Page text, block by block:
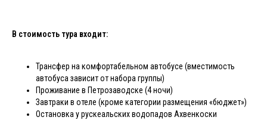
В стоимость тура входит:
Трансфер на комфортабельном автобусе (вместимость
автобуса зависит от набора группы)
Проживание в Петрозаводске (4 ночи)
Завтраки в отеле (кроме категории размещения «бюджет»)
Остановка у рускеальских водопадов Ахвенкоски